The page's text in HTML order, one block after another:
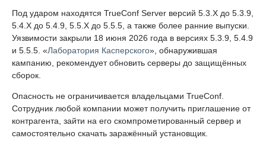
Под ударом находятся TrueConf Server версий 5.3.X до 5.3.9,
5.4.X до 5.4.9, 5.5.X до 5.5.5, а также более ранние выпуски.
Уязвимости закрыли 18 июня 2026 года в версиях 5.3.9, 5.4.9
и 5.5.5. «Лаборатория Касперского», обнаружившая
кампанию, рекомендует обновить серверы до защищённых
сборок.
Опасность не ограничивается владельцами TrueConf.
Сотрудник любой компании может получить приглашение от
контрагента, зайти на его скомпрометированный сервер и
самостоятельно скачать заражённый установщик.